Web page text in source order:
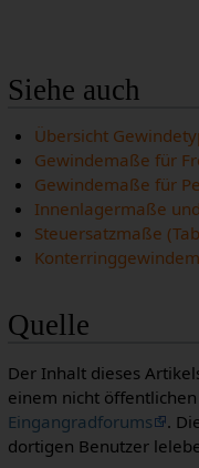
Siehe auch
Übersicht
Gewindemaße für
Gewindemaße für
Innenlagermaße
Steuersatzmaße
Quelle
Der Inhalt dieses
einem nicht öffentlichen
Eingangradforums
.
dortigen Benutzer